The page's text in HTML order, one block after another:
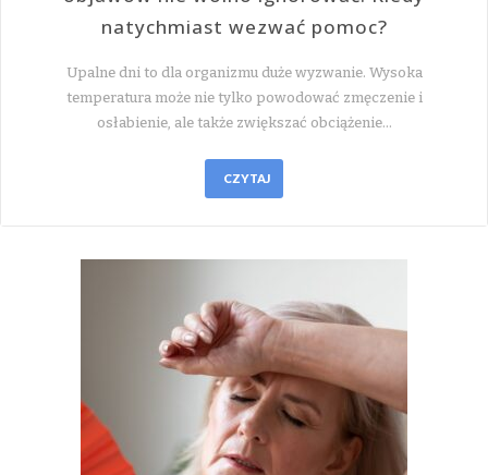
natychmiast wezwać pomoc?
Upalne dni to dla organizmu duże wyzwanie. Wysoka
temperatura może nie tylko powodować zmęczenie i
osłabienie, ale także zwiększać obciążenie…
CZYTAJ